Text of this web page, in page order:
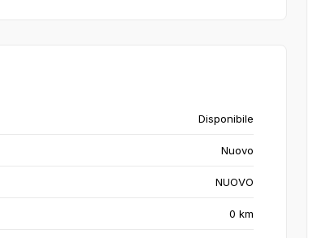
Disponibile
Nuovo
NUOVO
0 km